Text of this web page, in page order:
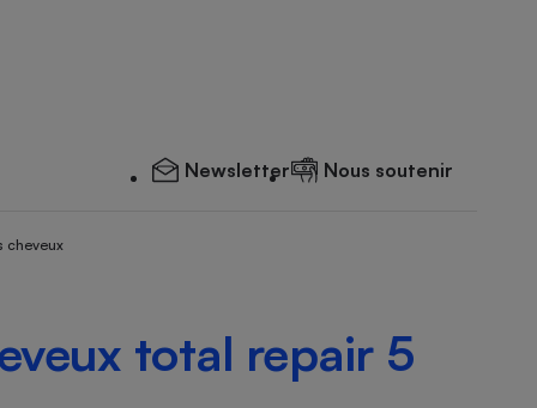
Newsletter Nous soutenir
cheveux
total repair 5